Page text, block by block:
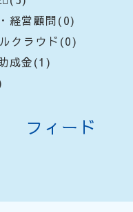
経営顧問(0)
クラウド(0)
成金(1)
フィード